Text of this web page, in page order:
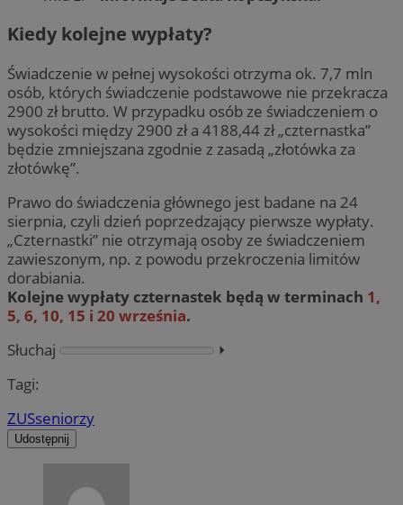
Kiedy kolejne wypłaty?
Świadczenie w pełnej wysokości otrzyma ok. 7,7 mln
osób, których świadczenie podstawowe nie przekracza
2900 zł brutto. W przypadku osób ze świadczeniem o
wysokości między 2900 zł a 4188,44 zł „czternastka”
będzie zmniejszana zgodnie z zasadą „złotówka za
złotówkę”.
Prawo do świadczenia głównego jest badane na 24
sierpnia, czyli dzień poprzedzający pierwsze wypłaty.
„Czternastki” nie otrzymają osoby ze świadczeniem
zawieszonym, np. z powodu przekroczenia limitów
dorabiania.
Kolejne wypłaty czternastek będą w terminach 1,
5, 6, 10, 15 i 20 września.
Słuchaj
⏵︎
Tagi:
ZUSseniorzy
Udostępnij